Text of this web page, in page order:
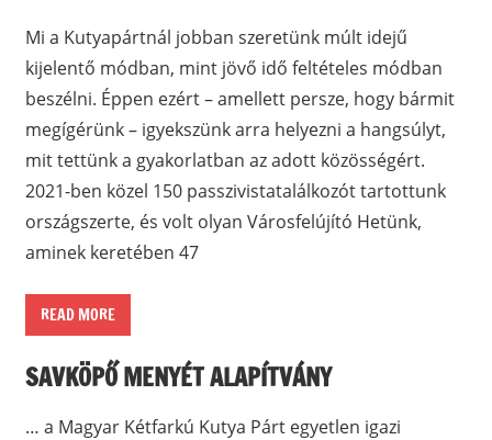
Mi a Kutyapártnál jobban szeretünk múlt idejű
kijelentő módban, mint jövő idő feltételes módban
beszélni. Éppen ezért – amellett persze, hogy bármit
megígérünk – igyekszünk arra helyezni a hangsúlyt,
mit tettünk a gyakorlatban az adott közösségért.
2021-ben közel 150 passzivistatalálkozót tartottunk
országszerte, és volt olyan Városfelújító Hetünk,
aminek keretében 47
READ MORE
SAVKÖPŐ MENYÉT ALAPÍTVÁNY
… a Magyar Kétfarkú Kutya Párt egyetlen igazi